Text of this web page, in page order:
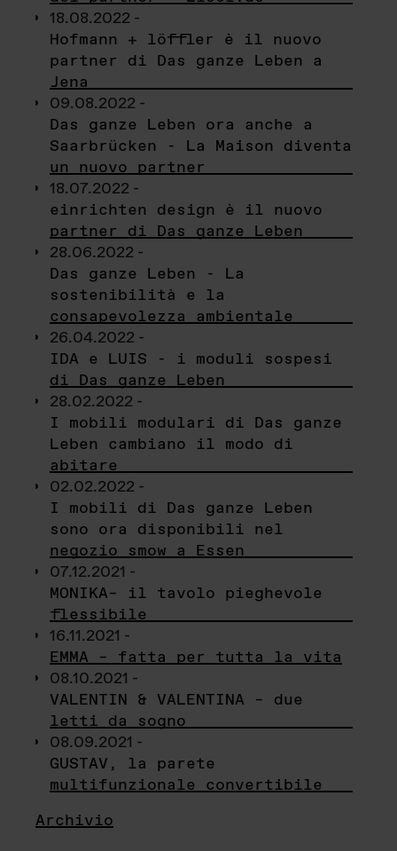
18.08.2022 -
Hofmann + löffler è il nuovo
partner di Das ganze Leben a
Jena
09.08.2022 -
Das ganze Leben ora anche a
Saarbrücken - La Maison diventa
un nuovo partner
18.07.2022 -
einrichten design è il nuovo
partner di Das ganze Leben
28.06.2022 -
Das ganze Leben - La
sostenibilità e la
consapevolezza ambientale
26.04.2022 -
IDA e LUIS - i moduli sospesi
di Das ganze Leben
28.02.2022 -
I mobili modulari di Das ganze
Leben cambiano il modo di
abitare
02.02.2022 -
I mobili di Das ganze Leben
sono ora disponibili nel
negozio smow a Essen
07.12.2021 -
MONIKA– il tavolo pieghevole
flessibile
16.11.2021 -
EMMA – fatta per tutta la vita
08.10.2021 -
VALENTIN & VALENTINA – due
letti da sogno
08.09.2021 -
GUSTAV, la parete
multifunzionale convertibile
Archivio